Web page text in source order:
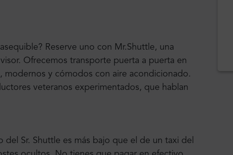
Reserve uno con Mr.Shuttle, una
Ofrecemos transporte puerta a puerta en
modernos y cómodos con aire acondicionado.
veteranos experimentados, que hablan
Sr. Shuttle es más bajo que el de un taxi del